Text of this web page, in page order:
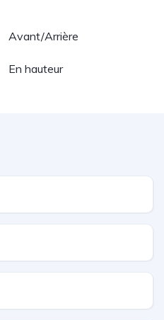
Avant/Arrière
En hauteur